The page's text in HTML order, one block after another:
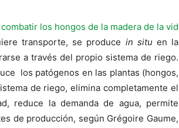
los hongos de la madera de la vid
transporte, se produce in situen la
a través del propio sistema de riego.
los patógenos en las plantas (hongos,
de riego, elimina completamente el
reduce la demanda de agua, permite
de producción, según Grégoire Gaume,